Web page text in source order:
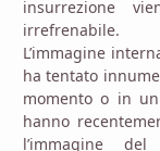
insurrezione
irrefrenabile.
L’immagine
ha tentato
momento o in
hanno
l’immagine